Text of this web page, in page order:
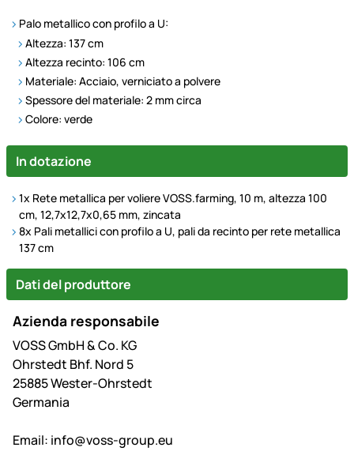
Palo metallico con profilo a U:
Altezza: 137 cm
Altezza recinto: 106 cm
Materiale: Acciaio, verniciato a polvere
Spessore del materiale: 2 mm circa
Colore: verde
In dotazione
1x Rete metallica per voliere VOSS.farming, 10 m, altezza 100
cm, 12,7x12,7x0,65 mm, zincata
8x Pali metallici con profilo a U, pali da recinto per rete metallica
137 cm
Dati del produttore
Azienda responsabile
VOSS GmbH & Co. KG
Ohrstedt Bhf. Nord 5
25885 Wester-Ohrstedt
Germania
Email: info@voss-group.eu